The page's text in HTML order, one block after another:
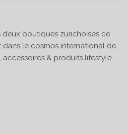
boutiques zurichoises ce
le cosmos international de
accessoires & produits lifestyle.